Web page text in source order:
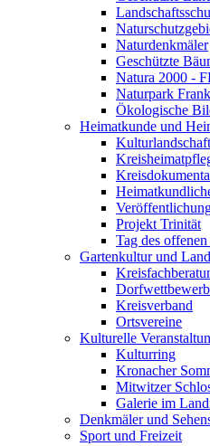
Naturdenkmäler
Geschützte
Natura 2000 -
Naturpark
Ökologische
Heimatkunde und
Projekt Trinität
Tag des
Gartenkultur und
Dorfwettbewerb
Kreisverband
Ortsvereine
Kulturelle
Kulturring
Kronacher
Mitwitzer
Galerie im
Denkmäler und
Sport und Freizeit